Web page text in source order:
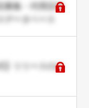
募集・代理店加
ータベース
】リリースのお